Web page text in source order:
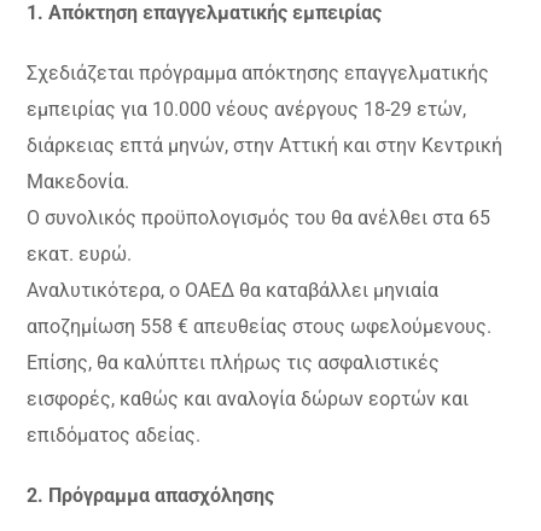
1. Απόκτηση επαγγελματικής εμπειρίας
Σχεδιάζεται πρόγραμμα απόκτησης επαγγελματικής
εμπειρίας για 10.000 νέους ανέργους 18-29 ετών,
διάρκειας επτά μηνών, στην Αττική και στην Κεντρική
Μακεδονία.
Ο συνολικός προϋπολογισμός του θα ανέλθει στα 65
εκατ. ευρώ.
Αναλυτικότερα, ο ΟΑΕΔ θα καταβάλλει μηνιαία
αποζημίωση 558 € απευθείας στους ωφελούμενους.
Επίσης, θα καλύπτει πλήρως τις ασφαλιστικές
εισφορές, καθώς και αναλογία δώρων εορτών και
επιδόματος αδείας.
2. Πρόγραμμα απασχόλησης